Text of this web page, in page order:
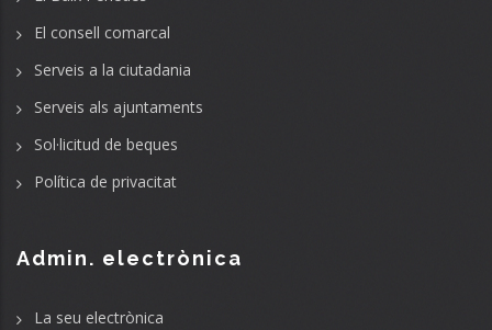
El consell comarcal
Serveis a la ciutadania
Serveis als ajuntaments
Sol·licitud de beques
Política de privacitat
Admin. electrònica
La seu electrònica